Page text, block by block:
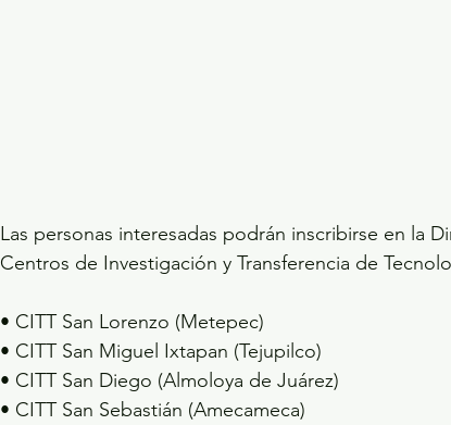
Las personas interesadas podrán inscribirse en la
Centros de Investigación y Transferencia de
• CITT San Lorenzo (Metepec)
• CITT San Miguel Ixtapan (Tejupilco)
• CITT San Diego (Almoloya de Juárez)
• CITT San Sebastián (Amecameca)